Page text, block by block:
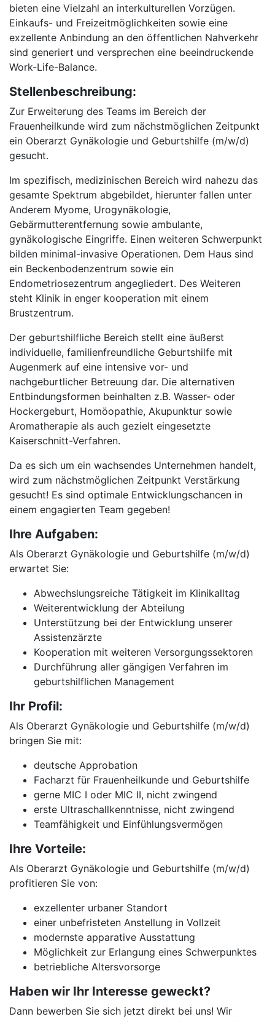
bieten eine Vielzahl an interkulturellen Vorzügen.
Einkaufs- und Freizeitmöglichkeiten sowie eine
exzellente Anbindung an den öffentlichen Nahverkehr
sind generiert und versprechen eine beeindruckende
Work-Life-Balance.
Stellenbeschreibung:
Zur Erweiterung des Teams im Bereich der
Frauenheilkunde wird zum nächstmöglichen Zeitpunkt
ein Oberarzt Gynäkologie und Geburtshilfe (m/w/d)
gesucht.
Im spezifisch, medizinischen Bereich wird nahezu das
gesamte Spektrum abgebildet, hierunter fallen unter
Anderem Myome, Urogynäkologie,
Gebärmutterentfernung sowie ambulante,
gynäkologische Eingriffe. Einen weiteren Schwerpunkt
bilden minimal-invasive Operationen. Dem Haus sind
ein Beckenbodenzentrum sowie ein
Endometriosezentrum angegliedert. Des Weiteren
steht Klinik in enger kooperation mit einem
Brustzentrum.
Der geburtshilfliche Bereich stellt eine äußerst
individuelle, familienfreundliche Geburtshilfe mit
Augenmerk auf eine intensive vor- und
nachgeburtlicher Betreuung dar. Die alternativen
Entbindungsformen beinhalten z.B. Wasser- oder
Hockergeburt, Homöopathie, Akupunktur sowie
Aromatherapie als auch gezielt eingesetzte
Kaiserschnitt-Verfahren.
Da es sich um ein wachsendes Unternehmen handelt,
wird zum nächstmöglichen Zeitpunkt Verstärkung
gesucht! Es sind optimale Entwicklungschancen in
einem engagierten Team gegeben!
Ihre Aufgaben:
Als Oberarzt Gynäkologie und Geburtshilfe (m/w/d)
erwartet Sie:
Abwechslungsreiche Tätigkeit im Klinikalltag
Weiterentwicklung der Abteilung
Unterstützung bei der Entwicklung unserer
Assistenzärzte
Kooperation mit weiteren Versorgungssektoren
Durchführung aller gängigen Verfahren im
geburtshilflichen Management
Ihr Profil:
Als Oberarzt Gynäkologie und Geburtshilfe (m/w/d)
bringen Sie mit:
deutsche Approbation
Facharzt für Frauenheilkunde und Geburtshilfe
gerne MIC I oder MIC II, nicht zwingend
erste Ultraschallkenntnisse, nicht zwingend
Teamfähigkeit und Einfühlungsvermögen
Ihre Vorteile:
Als Oberarzt Gynäkologie und Geburtshilfe (m/w/d)
profitieren Sie von:
exzellenter urbaner Standort
einer unbefristeten Anstellung in Vollzeit
modernste apparative Ausstattung
Möglichkeit zur Erlangung eines Schwerpunktes
betriebliche Altersvorsorge
Haben wir Ihr Interesse geweckt?
Dann bewerben Sie sich jetzt direkt bei uns! Wir